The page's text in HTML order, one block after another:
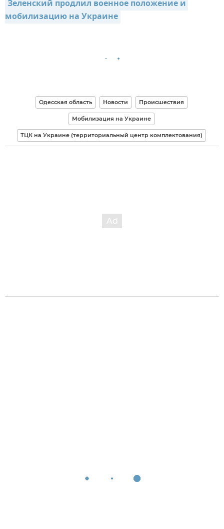
Зеленский продлил военное положение и
мобилизацию на Украине
Одесская область Новости Происшествия
Мобилизация на Украине
ТЦК на Украине (территориальный центр комплектования)